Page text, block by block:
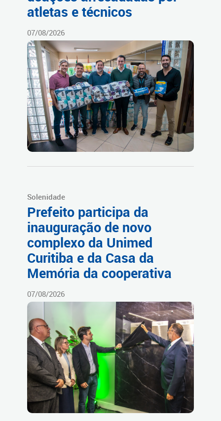
atletas e técnicos
07/08/2026
Solenidade
Prefeito participa da
inauguração de novo
complexo da Unimed
Curitiba e da Casa da
Memória da cooperativa
07/08/2026